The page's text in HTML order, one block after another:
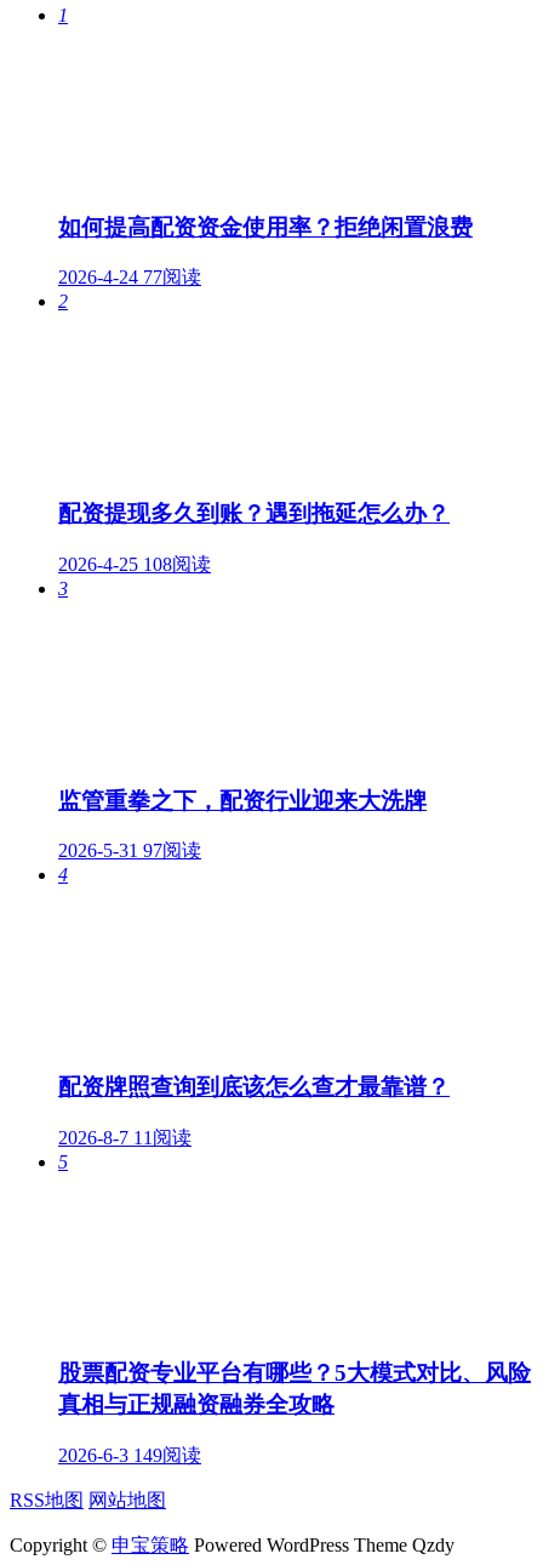
1
如何提高配资资金使用率？拒绝闲置浪费
2026-4-24 77阅读
2
配资提现多久到账？遇到拖延怎么办？
2026-4-25 108阅读
3
监管重拳之下，配资行业迎来大洗牌
2026-5-31 97阅读
4
配资牌照查询到底该怎么查才最靠谱？
2026-8-7 11阅读
5
股票配资专业平台有哪些？5大模式对比、风险
真相与正规融资融券全攻略
2026-6-3 149阅读
RSS地图 网站地图
Copyright © 申宝策略 Powered WordPress Theme Qzdy